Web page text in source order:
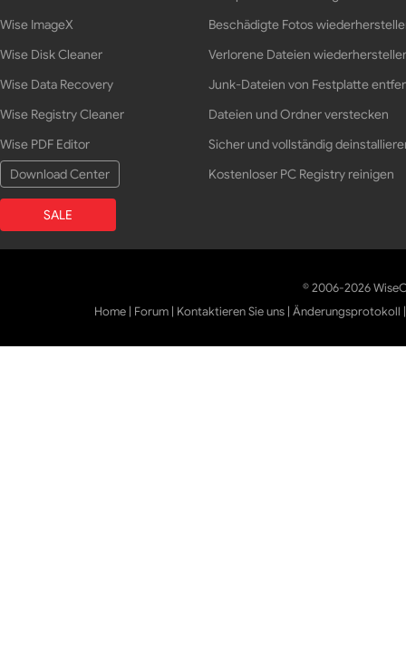
Wise ImageX
Wise Disk Cleaner
Wise Data Recovery
Wise Registry Cleaner
Wise PDF Editor
Download Center
SALE
Beschädigte Fotos
Verlorene Dateien
Junk-Dateien von Festplatte
Dateien und Ordner verstecken
Sicher und vollständig
Kostenloser PC Registry reinigen
© 2006-2026
Home | Forum | Kontaktieren Sie uns |Änderungsprotokoll